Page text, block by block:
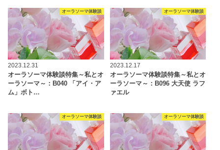
オーラソーマ体験談
2023.12.31
オーラソーマ体験談特集～私とオ
ーラソーマ～：B040 「アイ・ア
ム」ボト…
オーラソーマ体験談
2023.12.17
オーラソーマ体験談特集～私とオ
ーラソーマ～：B096 大天使 ラフ
ァエル
オーラソーマ体験談 オーラソーマ体験談